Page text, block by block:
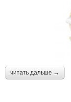
читать дальше →